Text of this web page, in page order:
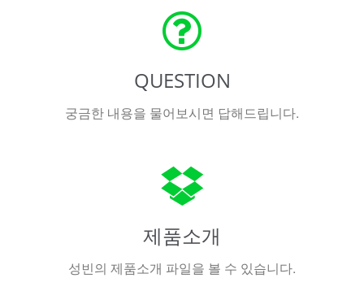
QUESTION
궁금한 내용을 물어보시면 답해드립니다.
제품소개
성빈의 제품소개 파일을 볼 수 있습니다.